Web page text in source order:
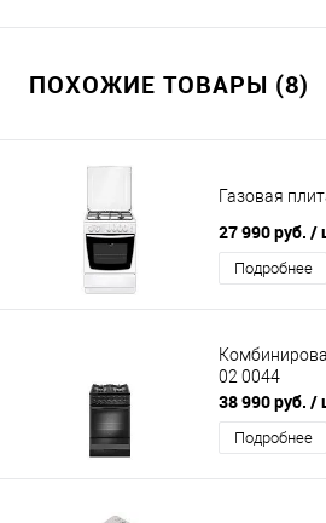
ПОХОЖИЕ ТОВАРЫ (8)
Газовая
27 990 руб. /
Подробнее
02 0044
38 990 руб. /
Подробнее